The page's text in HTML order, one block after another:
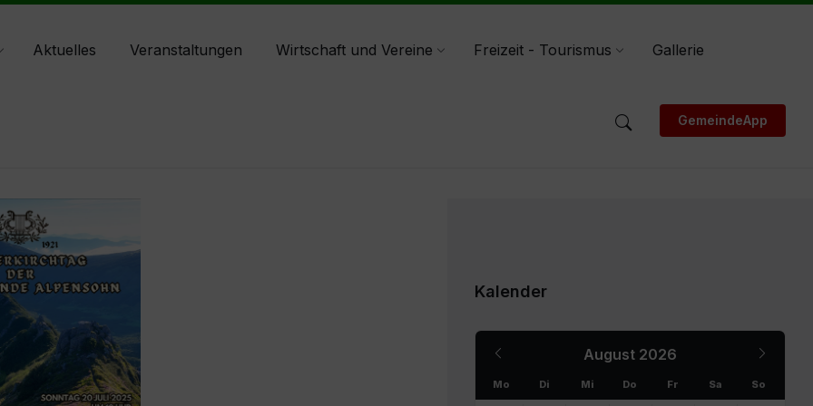
Aktuelles Veranstaltungen Wirtschaft und Vereine Freizeit - Tourismus
Gallerie
GemeindeApp
Kalender
August 2026
Month
Mo Di Mi Do Fr Sa So